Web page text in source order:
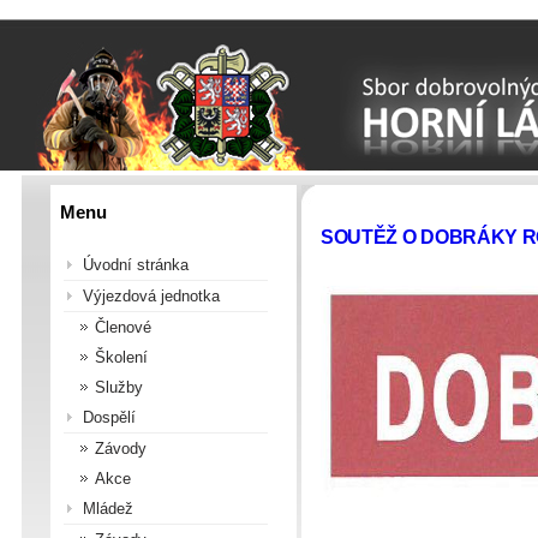
SOUTĚŽ O DOBRÁKY
Menu
Úvodní stránka
Výjezdová jednotka
Členové
Školení
Služby
Dospělí
Závody
Akce
Mládež